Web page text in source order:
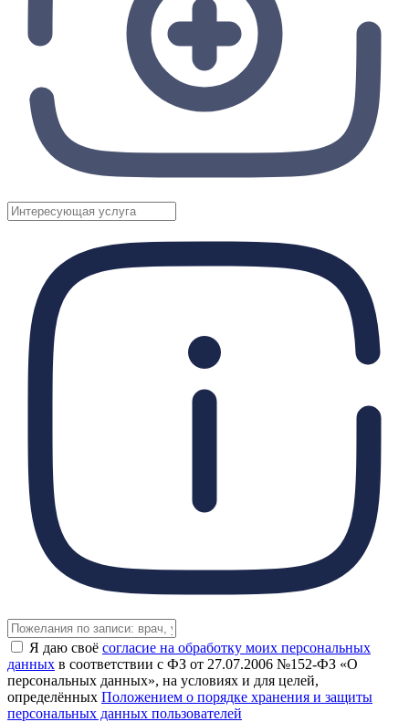
Я даю своё согласие на обработку моих персональных
данных в соответствии с ФЗ от 27.07.2006 №152-ФЗ «О
персональных данных», на условиях и для целей,
определённых Положением о порядке хранения и защиты
персональных данных пользователей